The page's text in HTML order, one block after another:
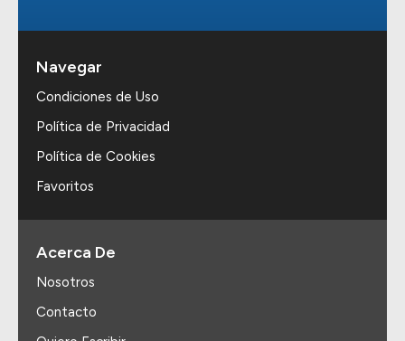
Navegar
Condiciones de Uso
Política de Privacidad
Política de Cookies
Favoritos
Acerca De
Nosotros
Contacto